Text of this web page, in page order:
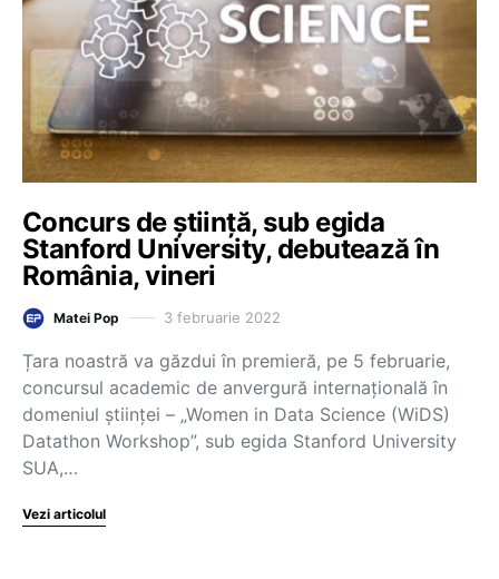
Concurs de știință, sub egida
Stanford University, debutează în
România, vineri
Matei Pop 3 februarie 2022
Țara noastră va găzdui în premieră, pe 5 februarie,
concursul academic de anvergură internaţională în
domeniul științei – „Women in Data Science (WiDS)
Datathon Workshop”, sub egida Stanford University
SUA,…
Vezi articolul